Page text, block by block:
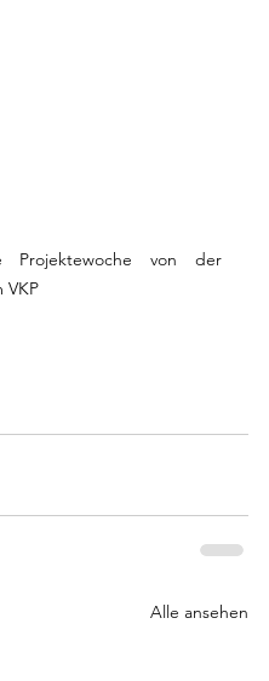
Projektewoche von der
VKP
Alle ansehen